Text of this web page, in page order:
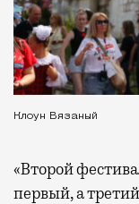
Клоун Вязаный
«Второй
первый, а